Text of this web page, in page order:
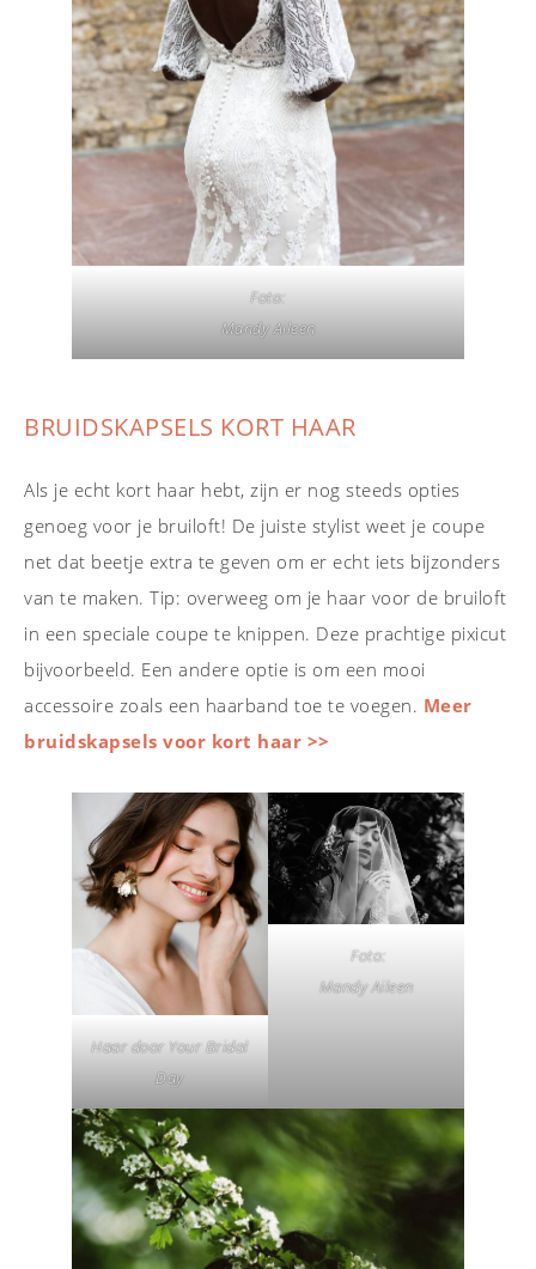
Foto:
Mandy Aileen
BRUIDSKAPSELS KORT HAAR
Als je echt kort haar hebt, zijn er nog steeds opties
genoeg voor je bruiloft! De juiste stylist weet je coupe
net dat beetje extra te geven om er echt iets bijzonders
van te maken. Tip: overweeg om je haar voor de bruiloft
in een speciale coupe te knippen. Deze prachtige pixicut
bijvoorbeeld. Een andere optie is om een mooi
accessoire zoals een haarband toe te voegen. Meer
bruidskapsels voor kort haar >>
Haar door Your Bridal
Day
Foto:
Mandy Aileen